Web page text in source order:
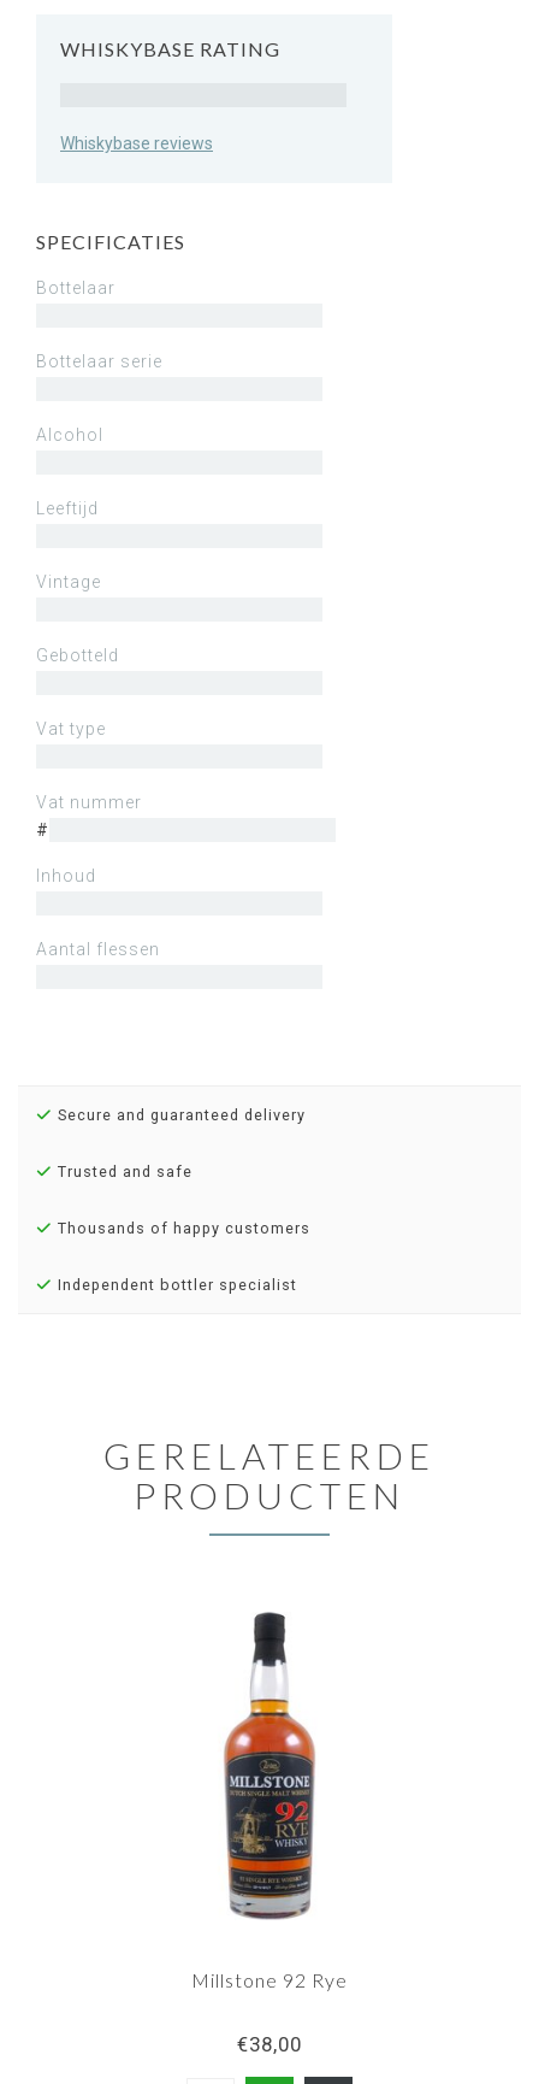
WHISKYBASE RATING
Whiskybase reviews
SPECIFICATIES
Bottelaar
Bottelaar serie
Alcohol
Leeftijd
Vintage
Gebotteld
Vat type
Vat nummer
#
Inhoud
Aantal flessen
Secure and guaranteed delivery
Trusted and safe
Thousands of happy customers
Independent bottler specialist
GERELATEERDE
PRODUCTEN
Millstone 92 Rye
€38,00